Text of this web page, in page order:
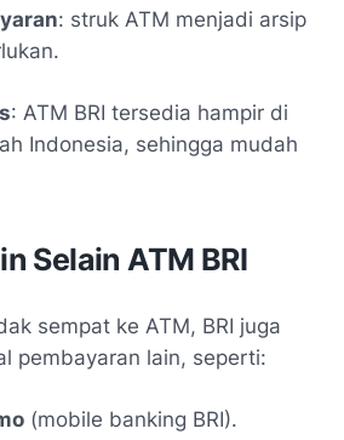
: struk ATM menjadi arsip
: ATM BRI tersedia hampir di
Indonesia, sehingga mudah
Selain ATM BRI
sempat ke ATM, BRI juga
pembayaran lain, seperti:
(mobile banking BRI).